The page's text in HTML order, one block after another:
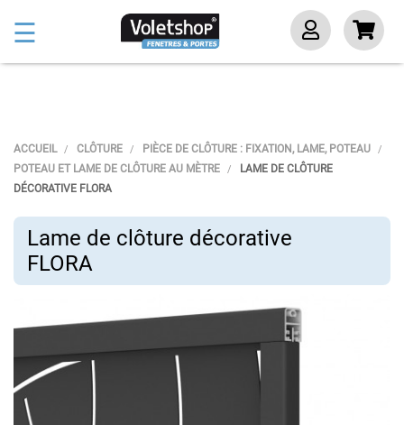
Basculer
la
☰
ACCUEIL CLÔTURE
PIÈCE DE CLÔTURE : FIXATION, LAME, POTEAU
POTEAU ET LAME DE CLÔTURE AU MÈTRE
LAME DE CLÔTURE
DÉCORATIVE FLORA
Lame de clôture décorative
FLORA